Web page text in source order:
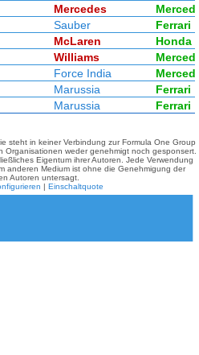
Mercedes
Sauber
Ferrari
McLaren
Honda
Williams
Force India
Marussia
Ferrari
Marussia Ferrari
steht in keiner Verbindung zur Formula One Group
weder genehmigt noch gesponsert.
Eigentum ihrer Autoren. Jede Verwendung
anderen Medium ist ohne die Genehmigung der
Autoren untersagt.
| Einschaltquote